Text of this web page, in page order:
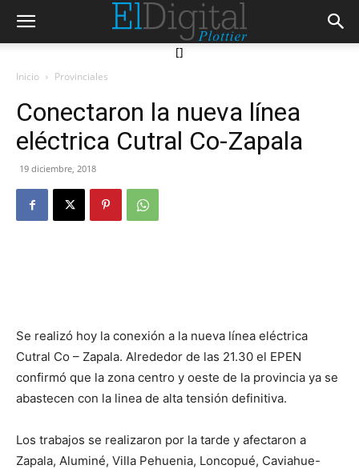
[]
Inicio Provinciales
Conectaron la nueva línea
eléctrica Cutral Co-Zapala
19 diciembre, 2018
Se realizó hoy la conexión a la nueva línea eléctrica
Cutral Co – Zapala. Alrededor de las 21.30 el EPEN
confirmó que la zona centro y oeste de la provincia ya se
abastecen con la linea de alta tensión definitiva.
Los trabajos se realizaron por la tarde y afectaron a
Zapala, Aluminé, Villa Pehuenia, Loncopué, Caviahue-